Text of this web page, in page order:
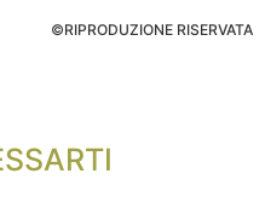
©RIPRODUZIONE RISERVATA